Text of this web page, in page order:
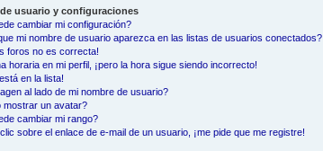
usuario y configuraciones
cambiar mi configuración?
mi nombre de usuario aparezca en las listas de usuarios conectados?
foros no es correcta!
horaria en mi perfil, ¡pero la hora sigue siendo incorrecto!
en la lista!
al lado de mi nombre de usuario?
mostrar un avatar?
cambiar mi rango?
sobre el enlace de e-mail de un usuario, ¡me pide que me registre!